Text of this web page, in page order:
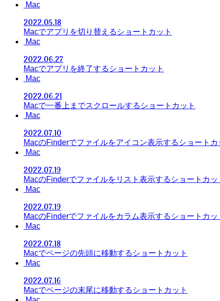
Mac
2022.05.18
Macでアプリを切り替えるショートカット
Mac
2022.06.27
Macでアプリを終了するショートカット
Mac
2022.06.21
Macで一番上までスクロールするショートカット
Mac
2022.07.10
MacのFinderでファイルをアイコン表示するショートカ
Mac
2022.07.19
MacのFinderでファイルをリスト表示するショートカッ
Mac
2022.07.19
MacのFinderでファイルをカラム表示するショートカッ
Mac
2022.07.18
Macでページの先頭に移動するショートカット
Mac
2022.07.16
Macでページの末尾に移動するショートカット